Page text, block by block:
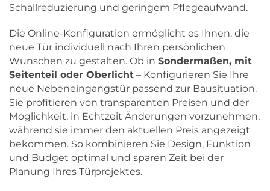
Schallreduzierung und geringem Pflegeaufwand.
Die Online-Konfiguration ermöglicht es Ihnen, die
neue Tür individuell nach Ihren persönlichen
Wünschen zu gestalten. Ob in Sondermaßen, mit
Seitenteil oder Oberlicht – Konfigurieren Sie Ihre
neue Nebeneingangstür passend zur Bausituation.
Sie profitieren von transparenten Preisen und der
Möglichkeit, in Echtzeit Änderungen vorzunehmen,
während sie immer den aktuellen Preis angezeigt
bekommen. So kombinieren Sie Design, Funktion
und Budget optimal und sparen Zeit bei der
Planung Ihres Türprojektes.